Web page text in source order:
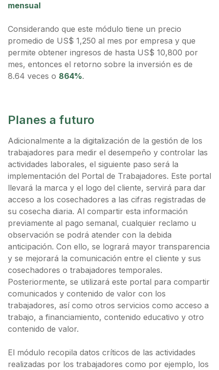
mensual
Considerando que este módulo tiene un precio
promedio de US$ 1,250 al mes por empresa y que
permite obtener ingresos de hasta US$ 10,800 por
mes, entonces el retorno sobre la inversión es de
8.64 veces o 864%.
Planes a futuro
Adicionalmente a la digitalización de la gestión de los
trabajadores para medir el desempeño y controlar las
actividades laborales, el siguiente paso será la
implementación del Portal de Trabajadores. Este portal
llevará la marca y el logo del cliente, servirá para dar
acceso a los cosechadores a las cifras registradas de
su cosecha diaria. Al compartir esta información
previamente al pago semanal, cualquier reclamo u
observación se podrá atender con la debida
anticipación. Con ello, se logrará mayor transparencia
y se mejorará la comunicación entre el cliente y sus
cosechadores o trabajadores temporales.
Posteriormente, se utilizará este portal para compartir
comunicados y contenido de valor con los
trabajadores, así como otros servicios como acceso a
trabajo, a financiamiento, contenido educativo y otro
contenido de valor.
El módulo recopila datos críticos de las actividades
realizadas por los trabajadores como por ejemplo, los